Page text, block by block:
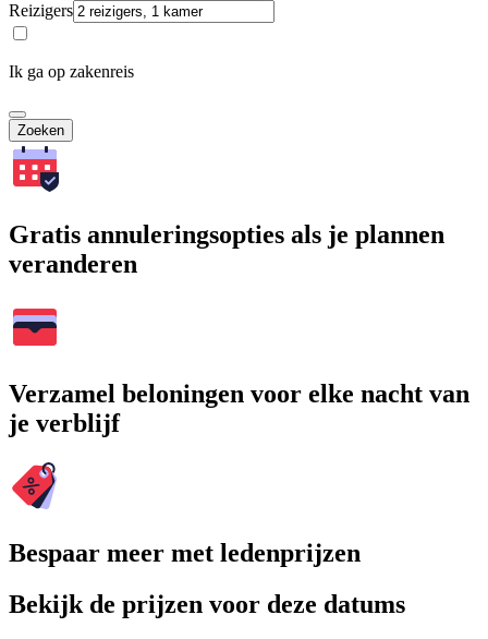
Reizigers
Ik ga op zakenreis
Zoeken
Gratis annuleringsopties als je plannen
veranderen
Verzamel beloningen voor elke nacht van
je verblijf
Bespaar meer met ledenprijzen
Bekijk de prijzen voor deze datums